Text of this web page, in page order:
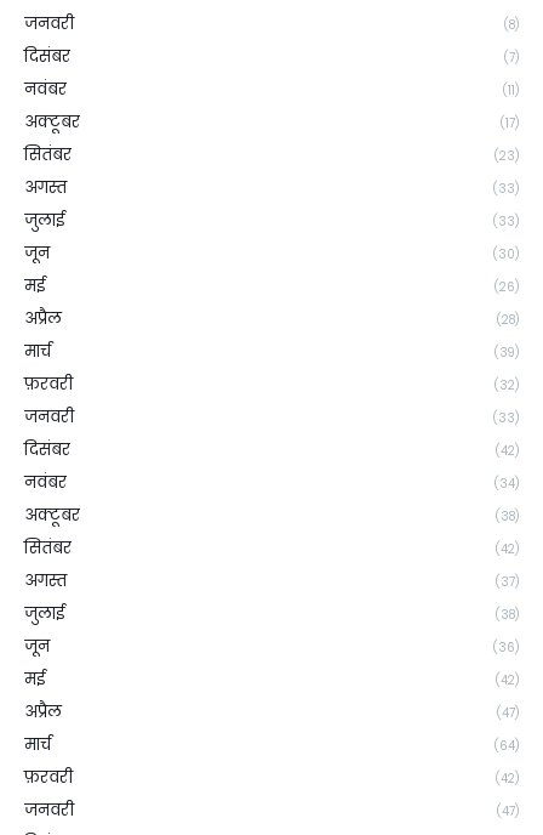
जनवरी (8)
दिसंबर (7)
नवंबर (11)
अक्टूबर (17)
सितंबर (23)
अगस्त (33)
जुलाई (33)
जून (30)
मई (26)
अप्रैल (28)
मार्च (39)
फ़रवरी (32)
जनवरी (33)
दिसंबर (42)
नवंबर (34)
अक्टूबर (38)
सितंबर (42)
अगस्त (37)
जुलाई (38)
जून (36)
मई (42)
अप्रैल (47)
मार्च (64)
फ़रवरी (42)
जनवरी (47)